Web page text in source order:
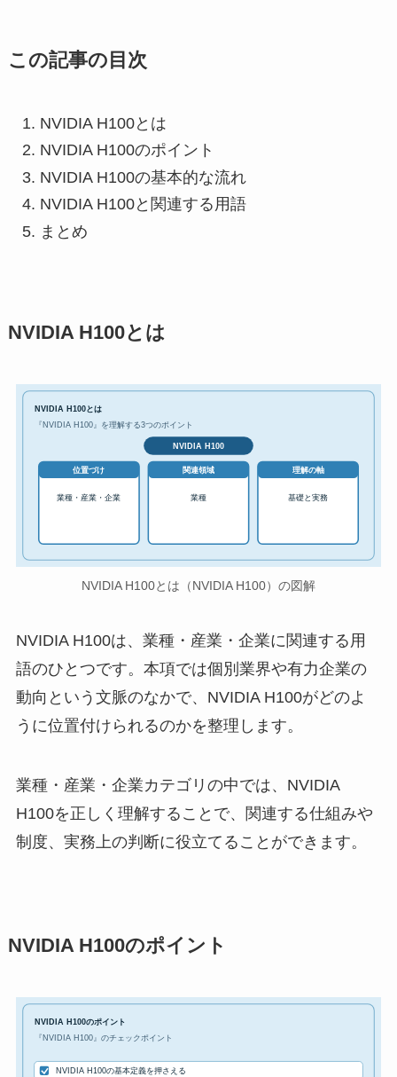
この記事の目次
NVIDIA H100とは
NVIDIA H100のポイント
NVIDIA H100の基本的な流れ
NVIDIA H100と関連する用語
まとめ
NVIDIA H100とは
NVIDIA H100とは
『NVIDIA H100』を理解する3つのポイント
NVIDIA H100
位置づけ
業種・産業・企業
関連領域
業種
理解の軸
基礎と実務
NVIDIA H100とは（NVIDIA H100）の図解
NVIDIA H100は、業種・産業・企業に関連する用
語のひとつです。本項では個別業界や有力企業の
動向という文脈のなかで、NVIDIA H100がどのよ
うに位置付けられるのかを整理します。
業種・産業・企業カテゴリの中では、NVIDIA
H100を正しく理解することで、関連する仕組みや
制度、実務上の判断に役立てることができます。
NVIDIA H100のポイント
NVIDIA H100のポイント
『NVIDIA H100』のチェックポイント
NVIDIA H100の基本定義を押さえる